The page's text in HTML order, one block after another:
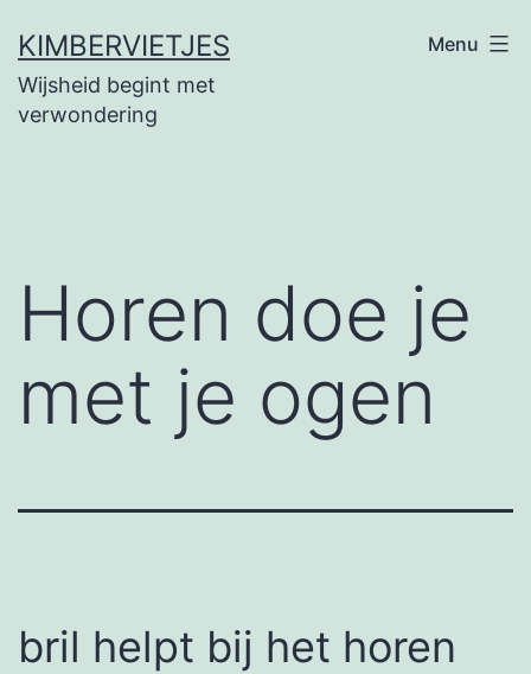
naar
de
KIMBERVIETJES
Wijsheid begint met
verwondering
Menu
Horen doe je
met je ogen
bril helpt bij het horen